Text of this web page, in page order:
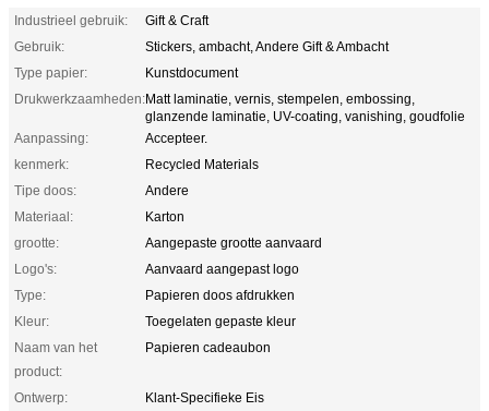
Industrieel gebruik:
Gift & Craft
Gebruik:
Stickers, ambacht, Andere Gift & Ambacht
Type papier:
Kunstdocument
Drukwerkzaamheden:Matt laminatie, vernis, stempelen, embossing,
glanzende laminatie, UV-coating, vanishing, goudfolie
Aanpassing:
Accepteer.
kenmerk:
Recycled Materials
Tipe doos:
Andere
Materiaal:
Karton
grootte:
Aangepaste grootte aanvaard
Logo's:
Aanvaard aangepast logo
Type:
Papieren doos afdrukken
Kleur:
Toegelaten gepaste kleur
Naam van het
product:
Papieren cadeaubon
Ontwerp: Klant-Specifieke Eis